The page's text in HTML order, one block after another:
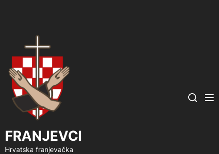
FRANJEVCI
Hrvatska franjevačka
Search